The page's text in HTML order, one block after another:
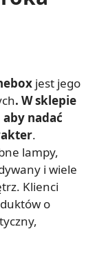
jest jego
. W sklepie
nadać
.
lampy,
i wiele
Klienci
o